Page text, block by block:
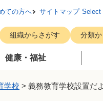
ーを飛ばして本文へ
ての方へ サイトマップ Select
組織からさがす 分類
健康・福祉
学校 > 義務教育学校設置だ